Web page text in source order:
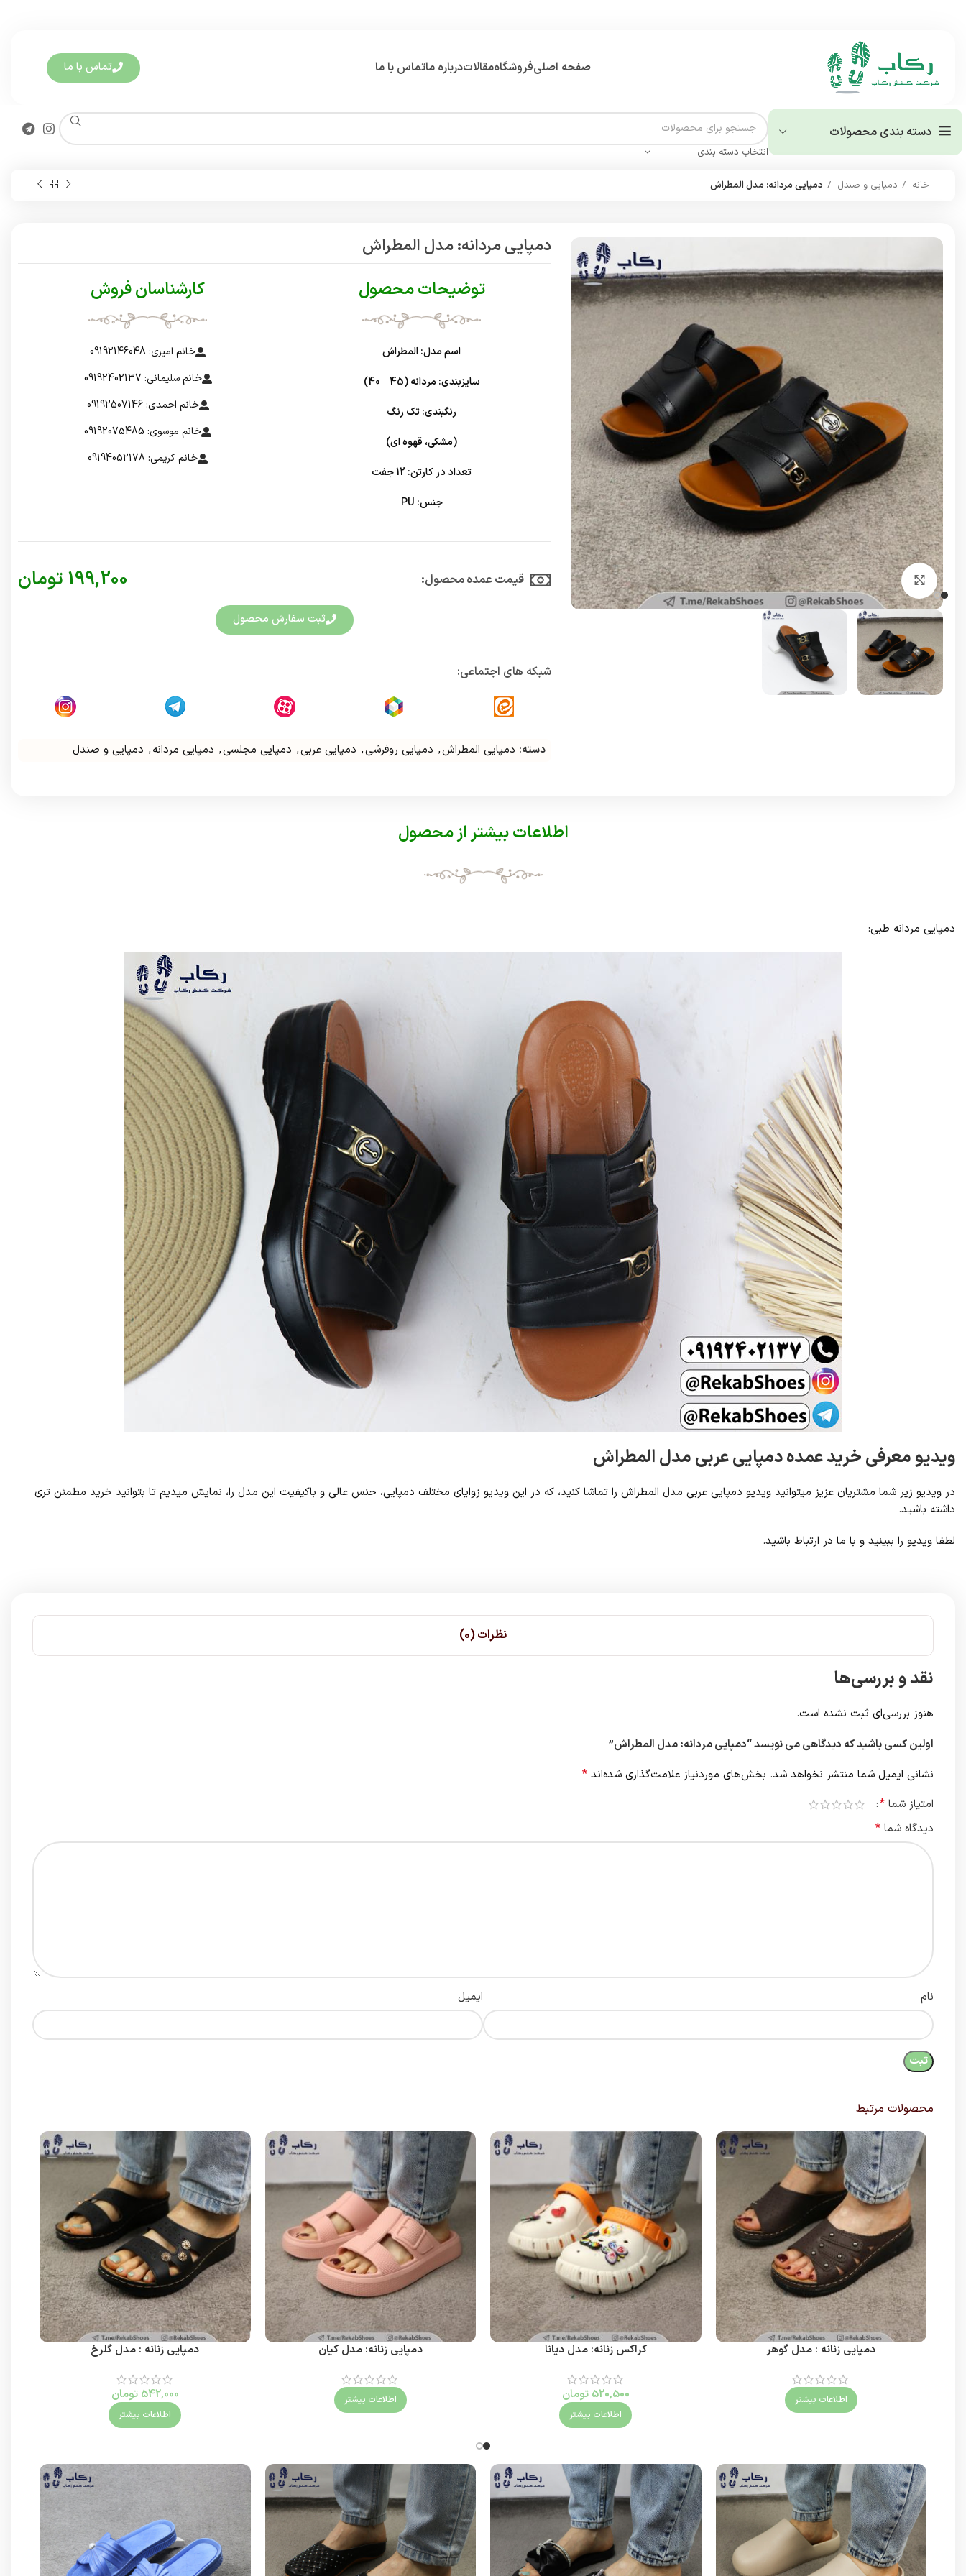
صفحه اصلیفروشگاهمقالاتدرباره ماتماس با ما تماس با ما
دسته بندی محصولات
انتخاب دسته بندی
خانه دمپایی و صندل دمپایی مردانه: مدل المطراش
برای بزرگنمایی کلیک کنید
دمپایی مردانه: مدل المطراش
توضیحات محصول
اسم مدل: المطراش
سایزبندی: مردانه (45 – 40)
رنگبندی: تک رنگ
(مشکی، قهوه ای)
تعداد در کارتن: 12 جفت
جنس: PU
کارشناسان فروش
خانم امیری: 09192146048
خانم سلیمانی: 09192402137
خانم احمدی: 09192507146
خانم موسوی: 09192075485
خانم کریمی: 09194052178
قیمت عمده محصول:​ 199,200 تومان
ثبت سفارش محصول
شبکه های اجتماعی:
دسته: دمپایی المطراش, دمپایی روفرشی, دمپایی عربی, دمپایی مجلسی, دمپایی مردانه, دمپایی و صندل
اطلاعات بیشتر از محصول
دمپایی مردانه طبی:
ویدیو معرفی خرید عمده دمپایی عربی مدل المطراش
در ویدیو زیر شما مشتریان عزیز میتوانید ویدیو دمپایی عربی مدل المطراش را تماشا کنید، که در این ویدیو زوایای مختلف دمپایی، حنس عالی و باکیفیت این مدل را، نمایش میدیم تا بتوانید خرید مطمئن تری
داشته باشید.
لطفا ویدیو را ببینید و با ما در ارتباط باشید.
نظرات (0)
نقد و بررسی‌ها
هنوز بررسی‌ای ثبت نشده است.
اولین کسی باشید که دیدگاهی می نویسد “دمپایی مردانه: مدل المطراش”
نشانی ایمیل شما منتشر نخواهد شد. بخش‌های موردنیاز علامت‌گذاری شده‌اند *
امتیاز شما *
دیدگاه شما *
نام ایمیل
محصولات مرتبط
دمپایی زنانه : مدل گوهر
اطلاعات بیشتر
کراکس زنانه: مدل دیانا
520,500 تومان
اطلاعات بیشتر
دمپایی زنانه: مدل کیان
اطلاعات بیشتر
دمپایی زنانه : مدل گلرخ
542,000 تومان
اطلاعات بیشتر